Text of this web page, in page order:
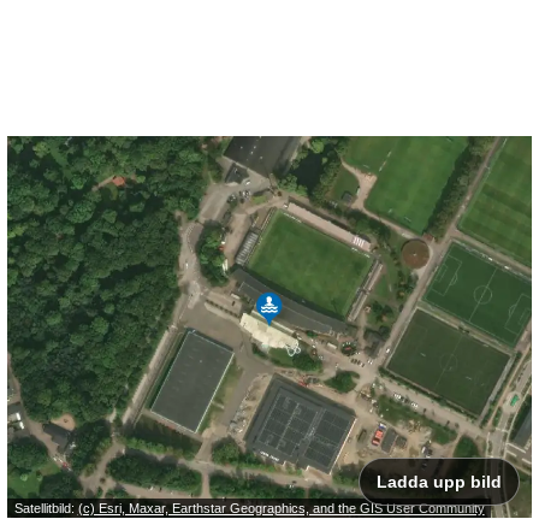
Satellitbild: (c) Esri, Maxar, Earthstar Geographics, and the GIS User Community
Ladda upp bild